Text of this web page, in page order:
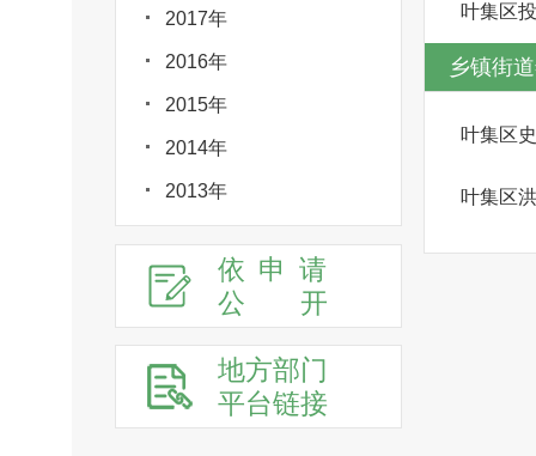
2017年
2016年
2015年
2014年
2013年
依申请
公
开
地方部门
平台链接
叶集区
乡镇街
叶集区
叶集区